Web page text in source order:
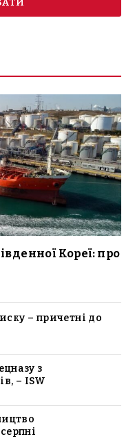
Кореї: про
– причетні до
з
– ISW